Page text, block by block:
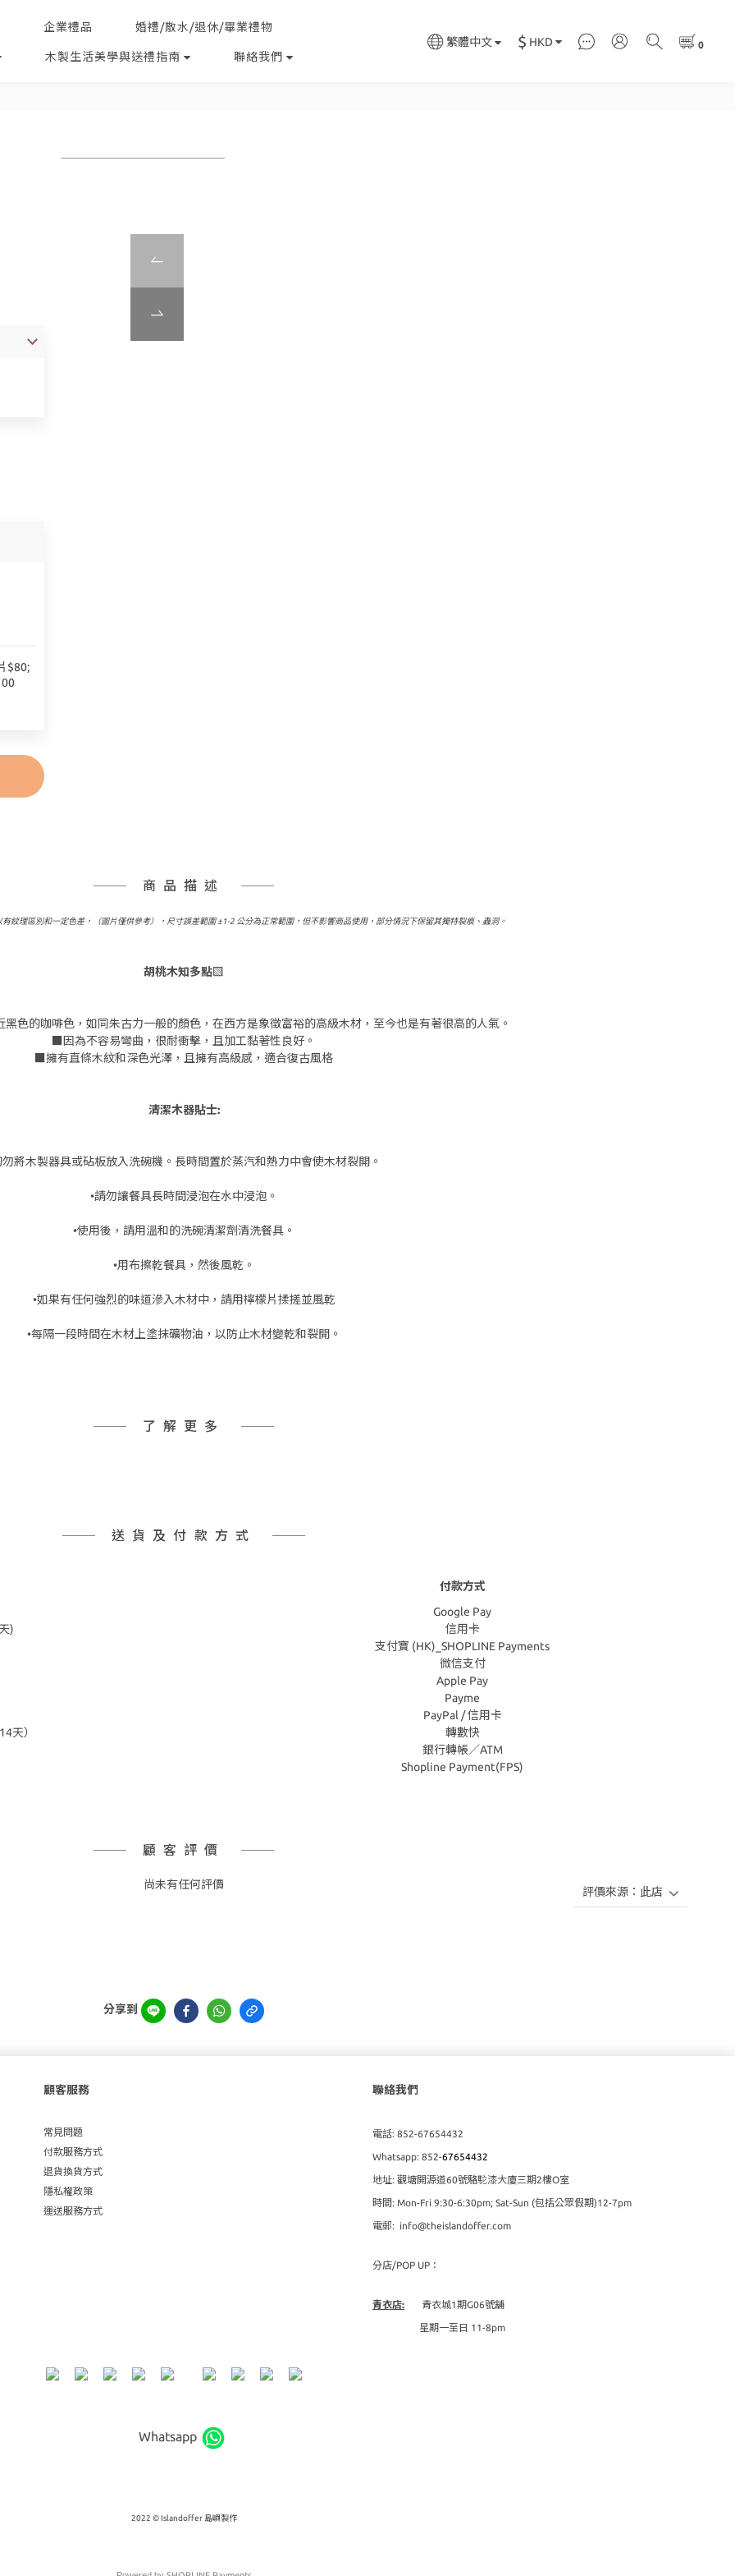
企業禮品 婚禮/散水/退休/畢業禮物
木製生活美學與送禮指南 聯絡我們
繁體中文 $ HKD
$80;
商品描述
紋理區別和一定色差，（圖片僅供參考），尺寸誤差範圍 ±1-2 公分為正常範圍，但不影響商品使用，部分情況下保留其獨特裂痕、蟲洞。
胡桃木知多點▧
色的咖啡色，如同朱古力一般的顏色，在西方是象徵富裕的高級木材，至今也是有著很高的人氣。
■因為不容易彎曲，很耐衝擊，且加工黏著性良好。
■擁有直條木紋和深色光澤，且擁有高級感，適合復古風格
清潔木器貼士:
勿將木製器具或砧板放入洗碗機。長時間置於蒸汽和熱力中會使木材裂開。
•請勿讓餐具長時間浸泡在水中浸泡。
•使用後，請用溫和的洗碗清潔劑清洗餐具。
•用布擦乾餐具，然後風乾。
•如果有任何強烈的味道滲入木材中，請用檸檬片揉搓並風乾
•每隔一段時間在木材上塗抹礦物油，以防止木材變乾和裂開。
了解更多
送貨及付款方式
)
天）
付款方式
Google Pay
信用卡
支付寶 (HK)_SHOPLINE Payments
微信支付
Apple Pay
Payme
PayPal / 信用卡
轉數快
銀行轉帳／ATM
Shopline Payment(FPS)
顧客評價
尚未有任何評價
分享到
顧客服務
常見問題
付款服務方式
退貨換貨方式
隱私權政策
運送服務方式
聯絡我們
電話: 852-67654432
Whatsapp: 852-67654432
地址: 觀塘開源道60號駱駝漆大廈三期2樓O室
時間: Mon-Fri 9:30-6:30pm; Sat-Sun (包括公眾假期)12-7pm
電郵: info@theislandoffer.com
分店/POP UP：
青衣店: 青衣城1期G06號舖
星期一至日 11-8pm
Whatsapp
2022 © Islandoffer 島嶼製作